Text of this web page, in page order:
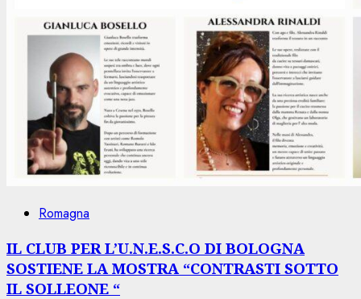
Romagna
IL CLUB PER L’U.N.E.S.C.O DI BOLOGNA
SOSTIENE LA MOSTRA “CONTRASTI SOTTO
IL SOLLEONE “